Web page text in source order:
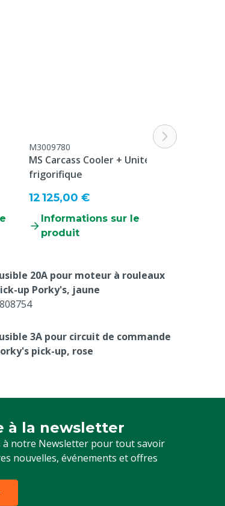
M3009780
MS Carcass Cooler + Unité
frigorifique
12 125,00 €
Informations sur le
produit
M3009879
20A pour moteur à rouleaux
up Porky's, jaune
3A pour circuit de commande
pick-up, rose
à la newsletter
à notre Newsletter pour tout savoir
nouvelles, événements et offres
à notre newsletter